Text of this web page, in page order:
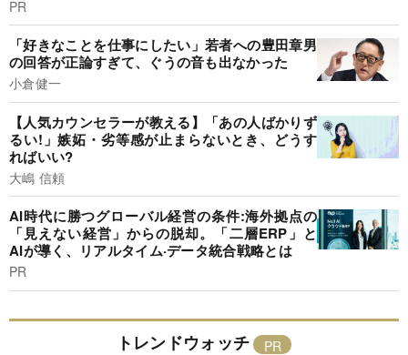
PR
「好きなことを仕事にしたい」若者への豊田章男
の回答が正論すぎて、ぐうの音も出なかった
小倉健一
【人気カウンセラーが教える】「あの人ばかりず
るい!」嫉妬・劣等感が止まらないとき、どうす
ればいい?
大嶋 信頼
AI時代に勝つグローバル経営の条件:海外拠点の
「見えない経営」からの脱却。「二層ERP」と
AIが導く、リアルタイム·データ統合戦略とは
PR
トレンドウォッチ